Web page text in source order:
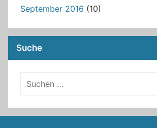
September 2016 (10)
Suche